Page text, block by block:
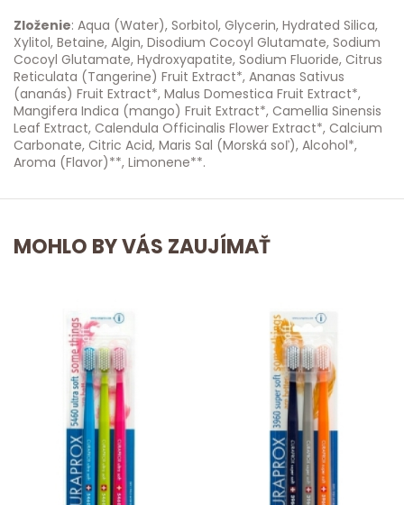
Zloženie: Aqua (Water), Sorbitol, Glycerin, Hydrated Silica,
Xylitol, Betaine, Algin, Disodium Cocoyl Glutamate, Sodium
Cocoyl Glutamate, Hydroxyapatite, Sodium Fluoride, Citrus
Reticulata (Tangerine) Fruit Extract*, Ananas Sativus
(ananás) Fruit Extract*, Malus Domestica Fruit Extract*,
Mangifera Indica (mango) Fruit Extract*, Camellia Sinensis
Leaf Extract, Calendula Officinalis Flower Extract*, Calcium
Carbonate, Citric Acid, Maris Sal (Morská soľ), Alcohol*,
Aroma (Flavor)**, Limonene**.
MOHLO BY VÁS ZAUJÍMAŤ